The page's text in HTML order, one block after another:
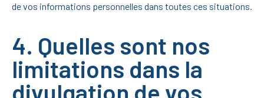
de vos informations personnelles dans toutes ces situations.
4. Quelles sont nos
limitations dans la
divulgation de vos